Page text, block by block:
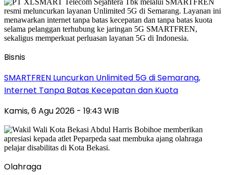
Bisnis
SMARTFREN Luncurkan Unlimited 5G di Semarang,
Internet Tanpa Batas Kecepatan dan Kuota
Kamis, 6 Agu 2026 - 19:43 WIB
Olahraga